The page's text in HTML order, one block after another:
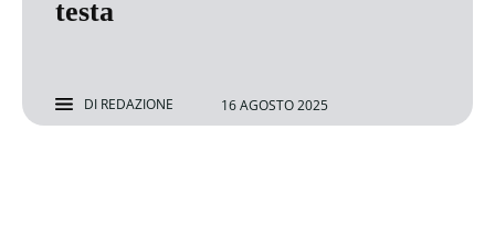
testa
DI REDAZIONE 16 AGOSTO 2025